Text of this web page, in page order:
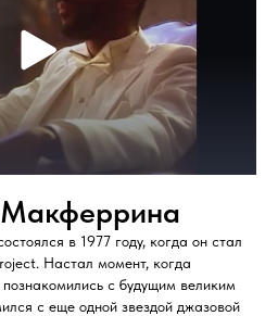
в 1977 году, когда он стал
Настал момент, когда
с будущим великим
с еще одной звездой джазовой